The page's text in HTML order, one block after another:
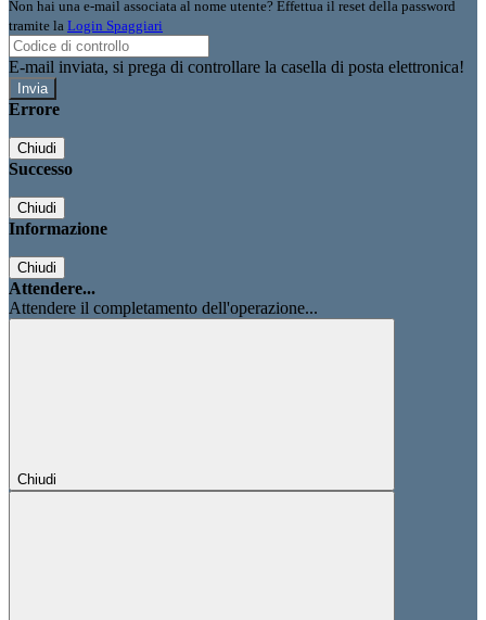
Non hai una e-mail associata al nome utente? Effettua il reset della password
tramite la Login Spaggiari
E-mail inviata, si prega di controllare la casella di posta elettronica!
Errore
Chiudi
Successo
Chiudi
Informazione
Chiudi
Attendere...
Attendere il completamento dell'operazione...
Chiudi